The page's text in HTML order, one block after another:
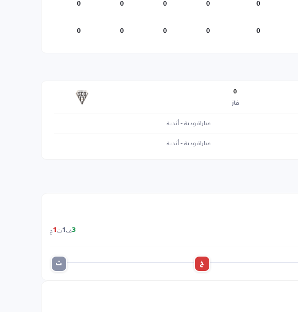
0
0
0
0
0
0
0
0
0
0
0
فاز
مباراة ودية - أندية
مباراة ودية - أندية
3ف 1ت 1خ
خ ت